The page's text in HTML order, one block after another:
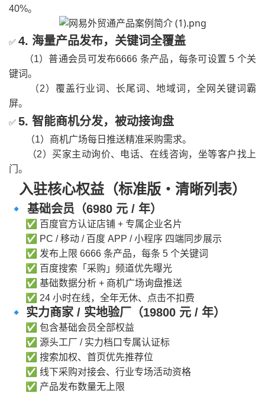
40%。
✅ 4. 海量产品发布，关键词全覆盖
（1）普通会员可发布6666 条产品，每条可设置 5 个关
键词。
（2）覆盖行业词、长尾词、地域词，全网关键词霸
屏。
✅ 5. 智能商机分发，被动接询盘
（1）商机广场每日推送精准采购需求。
（2）买家主动询价、电话、在线咨询，坐等客户找上
门。
入驻核心权益（标准版・清晰列表）
🔹
基础会员（6980 元 / 年）
✅ 百度官方认证店铺 + 专属企业名片
✅ PC / 移动 / 百度 APP / 小程序 四端同步展示
✅ 发布上限 6666 条产品，每条 5 个关键词
✅ 百度搜索「采购」频道优先曝光
✅ 基础数据分析 + 商机广场询盘推送
✅ 24 小时在线，全年无休、点击不扣费
🔹 实力商家 / 实地验厂（19800 元 / 年）
✅ 包含基础会员全部权益
✅ 源头工厂 / 实力档口专属认证标
✅ 搜索加权、首页优先推荐位
✅ 线下采购对接会、行业专场活动资格
✅ 产品发布数量无上限